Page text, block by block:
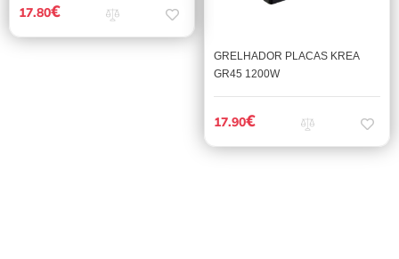
17.80€
GRELHADOR PLACAS KREA
GR45 1200W
17.90€